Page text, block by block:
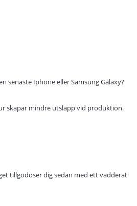
senaste Iphone eller Samsung Galaxy?
skapar mindre utsläpp vid produktion.
tillgodoser dig sedan med ett vadderat